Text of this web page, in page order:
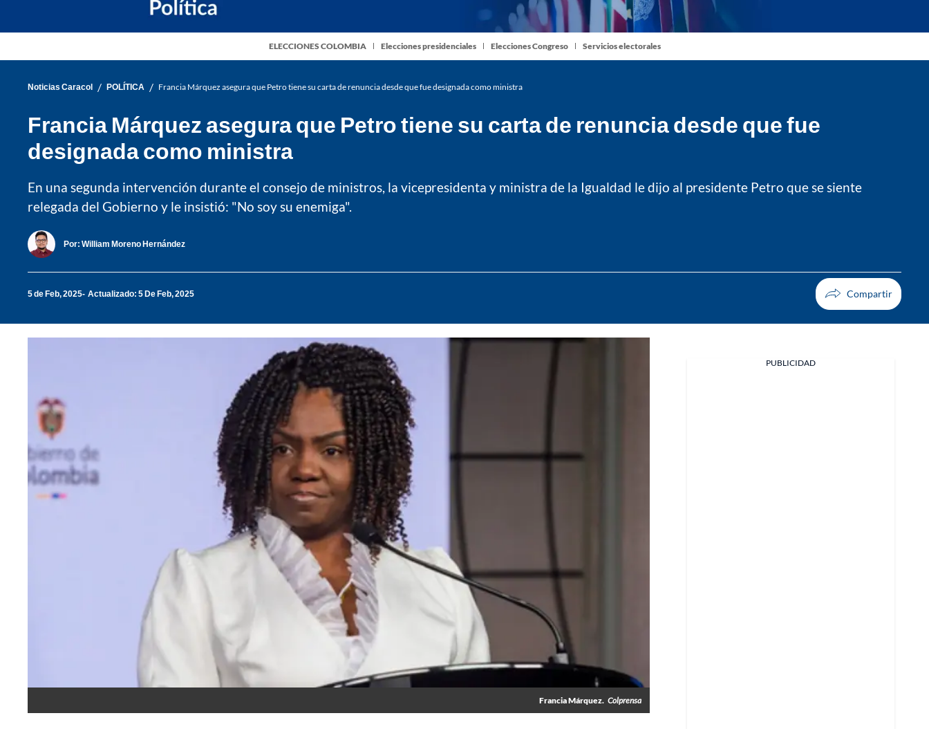
ELECCIONES COLOMBIA Elecciones presidenciales Elecciones Congreso Servicios electorales
Noticias Caracol / POLÍTICA / Francia Márquez asegura que Petro tiene su carta de renuncia desde que fue designada como ministra
Francia Márquez asegura que Petro tiene su carta de renuncia desde que fue
designada como ministra
En una segunda intervención durante el consejo de ministros, la vicepresidenta y ministra de la Igualdad le dijo al presidente Petro que se siente
relegada del Gobierno y le insistió: "No soy su enemiga".
Por: William Moreno Hernández
5 de Feb, 2025 Actualizado: 5 De Feb, 2025
Francia Márquez. Colprensa
PUBLICIDAD